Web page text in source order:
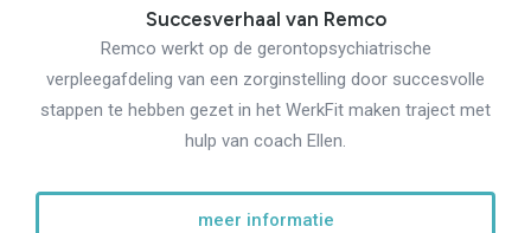
Succesverhaal van Remco
Remco werkt op de gerontopsychiatrische
verpleegafdeling van een zorginstelling door succesvolle
stappen te hebben gezet in het WerkFit maken traject met
hulp van coach Ellen.
meer informatie